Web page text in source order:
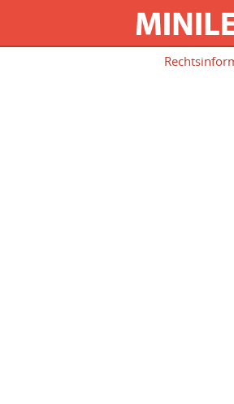
Direkt zum Inhalt